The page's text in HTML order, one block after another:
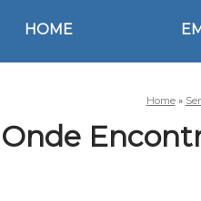
HOME
Home »
Onde